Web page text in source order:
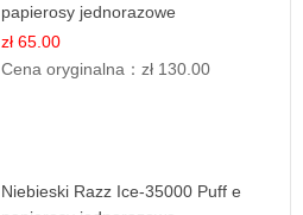
papierosy jednorazowe
zł 65.00
Cena oryginalna：zł 130.00
Niebieski Razz Ice-35000 Puff e